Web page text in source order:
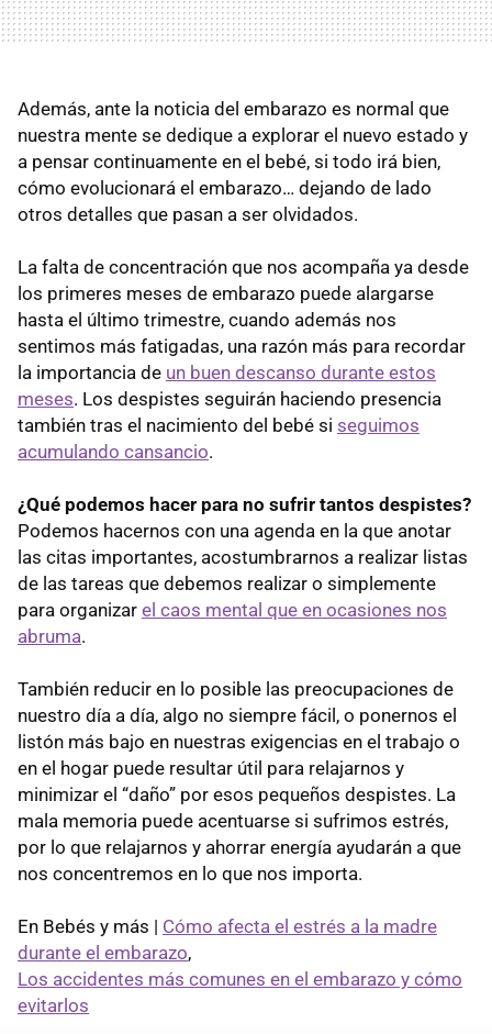
Además, ante la noticia del embarazo es normal que
nuestra mente se dedique a explorar el nuevo estado y
a pensar continuamente en el bebé, si todo irá bien,
cómo evolucionará el embarazo… dejando de lado
otros detalles que pasan a ser olvidados.
La falta de concentración que nos acompaña ya desde
los primeres meses de embarazo puede alargarse
hasta el último trimestre, cuando además nos
sentimos más fatigadas, una razón más para recordar
la importancia de un buen descanso durante estos
meses. Los despistes seguirán haciendo presencia
también tras el nacimiento del bebé si seguimos
acumulando cansancio.
¿Qué podemos hacer para no sufrir tantos despistes?
Podemos hacernos con una agenda en la que anotar
las citas importantes, acostumbrarnos a realizar listas
de las tareas que debemos realizar o simplemente
para organizar el caos mental que en ocasiones nos
abruma.
También reducir en lo posible las preocupaciones de
nuestro día a día, algo no siempre fácil, o ponernos el
listón más bajo en nuestras exigencias en el trabajo o
en el hogar puede resultar útil para relajarnos y
minimizar el “daño” por esos pequeños despistes. La
mala memoria puede acentuarse si sufrimos estrés,
por lo que relajarnos y ahorrar energía ayudarán a que
nos concentremos en lo que nos importa.
En Bebés y más | Cómo afecta el estrés a la madre
durante el embarazo,
Los accidentes más comunes en el embarazo y cómo
evitarlos